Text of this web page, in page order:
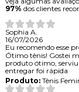
97% dos clientes
Sophia A.
16/07/2026
Eu recomendo esse
Ótimo tênis! Gostei
produto ótimo, serviu
entregar foi rápida
Produto:Tênis